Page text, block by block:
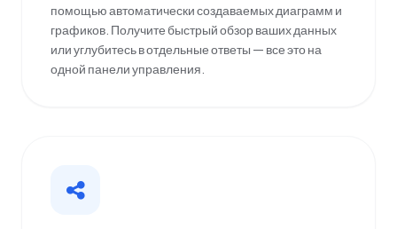
помощью автоматически создаваемых диаграмм и
графиков. Получите быстрый обзор ваших данных
или углубитесь в отдельные ответы — все это на
одной панели управления.